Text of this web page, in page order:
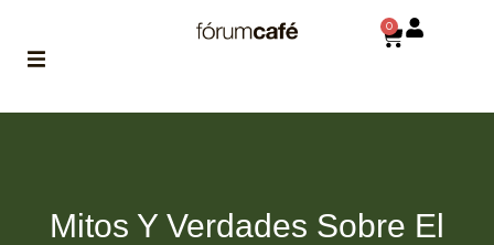
BLOG
0
Mitos Y Verdades Sobre El